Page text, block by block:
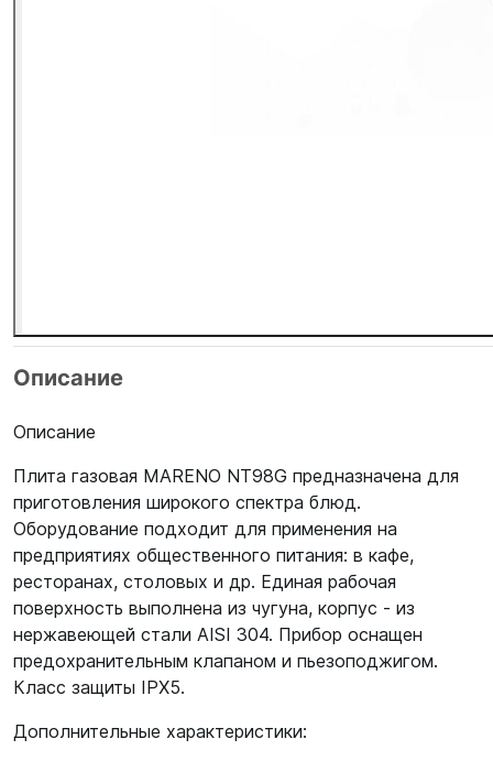
Описание
Описание
Плита газовая MARENO NT98G предназначена для
приготовления широкого спектра блюд.
Оборудование подходит для применения на
предприятиях общественного питания: в кафе,
ресторанах, столовых и др. Единая рабочая
поверхность выполнена из чугуна, корпус - из
нержавеющей стали AISI 304. Прибор оснащен
предохранительным клапаном и пьезоподжигом.
Класс защиты IPX5.
Дополнительные характеристики: